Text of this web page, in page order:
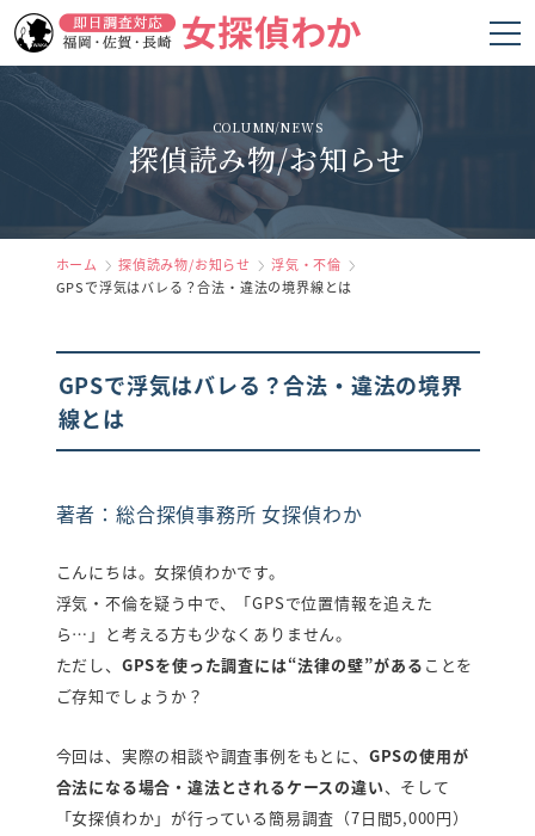
女探偵わかの強み
調査項目
料金
お客様の声
行政書士紹介
探偵読み物 お知らせ
プライバシーポリシー
女性探偵対応・相談/見積り0円
COLUMN/NEWS
探偵読み物/お知らせ
ホーム 探偵読み物/お知らせ
浮気・不倫
GPSで浮気はバレる？合法・違法の境界線とは
GPSで浮気はバレる？合法・違法の境界
線とは
著者：総合探偵事務所 女探偵わか
こんにちは。女探偵わかです。
浮気・不倫を疑う中で、「GPSで位置情報を追えた
ら…」と考える方も少なくありません。
ただし、 GPSを使った調査には“法律の壁”がある ことを
ご存知でしょうか？
今回は、実際の相談や調査事例をもとに、 GPSの使用が
合法になる場合・違法とされるケースの違い、そして
「女探偵わか」が行っている簡易調査（7日間5,000円）